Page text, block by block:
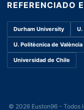
REFERENCIADO
Durham University
U. Politècnica de València
Universidad de Chile
© 2026 Euston96 - Todos